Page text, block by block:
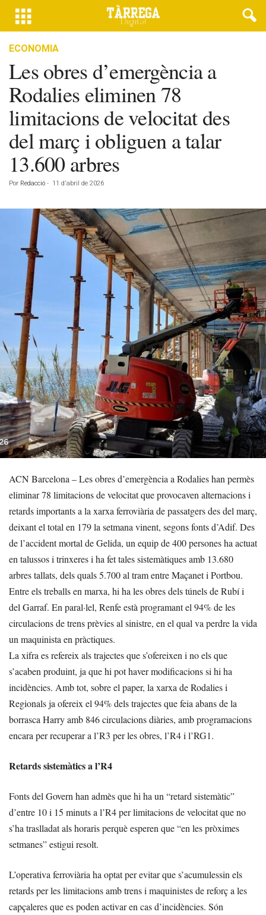
ECONOMIA
Les obres d’emergència a
Rodalies eliminen 78
limitacions de velocitat des
del març i obliguen a talar
13.600 arbres
Por Redacció - 11 d'abril de 2026
ACN Barcelona – Les obres d’emergència a Rodalies han permès
eliminar 78 limitacions de velocitat que provocaven alternacions i
retards importants a la xarxa ferroviària de passatgers des del març,
deixant el total en 179 la setmana vinent, segons fonts d’Adif. Des
de l’accident mortal de Gelida, un equip de 400 persones ha actuat
en talussos i trinxeres i ha fet tales sistemàtiques amb 13.680
arbres tallats, dels quals 5.700 al tram entre Maçanet i Portbou.
Entre els treballs en marxa, hi ha les obres dels túnels de Rubí i
del Garraf. En paral·lel, Renfe està programant el 94% de les
circulacions de trens prèvies al sinistre, en el qual va perdre la vida
un maquinista en pràctiques.
La xifra es refereix als trajectes que s’ofereixen i no els que
s’acaben produint, ja que hi pot haver modificacions si hi ha
incidències. Amb tot, sobre el paper, la xarxa de Rodalies i
Regionals ja ofereix el 94% dels trajectes que feia abans de la
borrasca Harry amb 846 circulacions diàries, amb programacions
encara per recuperar a l’R3 per les obres, l’R4 i l’RG1.
Retards sistemàtics a l’R4
Fonts del Govern han admès que hi ha un “retard sistemàtic”
d’entre 10 i 15 minuts a l’R4 per limitacions de velocitat que no
s’ha traslladat als horaris perquè esperen que “en les pròximes
setmanes” estigui resolt.
L’operativa ferroviària ha optat per evitar que s’acumulessin els
retards per les limitacions amb trens i maquinistes de reforç a les
capçaleres que es poden activar en cas d’incidències. Són